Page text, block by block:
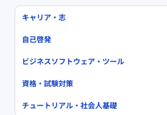
キャリア・志
自己啓発
ビジネスソフトウェア・ツール
資格・試験対策
チュートリアル・社会人基礎